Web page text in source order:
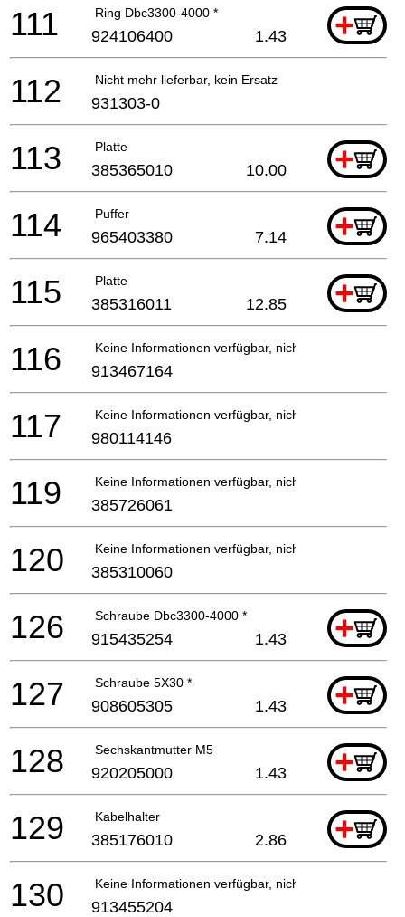
Ring Dbc3300-4000 * +
111 924106400 1.43
Nicht mehr lieferbar, kein Ersatz
112 931303-0
Platte +
113 385365010 10.00
Puffer +
114 965403380 7.14
Platte +
115 385316011 12.85
Keine Informationen verfügbar, nicht bestellbar
116 913467164
Keine Informationen verfügbar, nicht bestellbar
117 980114146
Keine Informationen verfügbar, nicht bestellbar
119 385726061
Keine Informationen verfügbar, nicht bestellbar
120 385310060
Schraube Dbc3300-4000 * +
126 915435254 1.43
Schraube 5X30 * +
127 908605305 1.43
Sechskantmutter M5 +
128 920205000 1.43
Kabelhalter +
129 385176010 2.86
Keine Informationen verfügbar, nicht bestellbar
130 913455204